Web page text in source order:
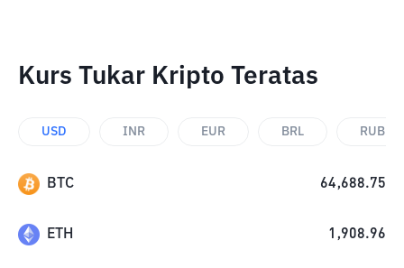
Kurs Tukar Kripto Teratas
USD INR EUR BRL RUB
BTC 64,688.75
ETH 1,908.96